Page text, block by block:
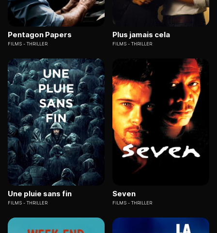
Pentagon Papers
FILMS THRILLER
Plus jamais cela
FILMS THRILLER
Une pluie sans fin
FILMS THRILLER
Seven
FILMS THRILLER